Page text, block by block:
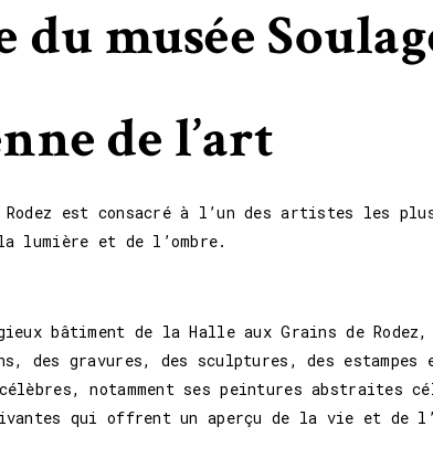
du musée
de l’art
Rodez est consacré à l’un des artistes les
et de l’ombre.
bâtiment de la Halle aux Grains de
des gravures, des sculptures, des
notamment ses peintures abstraites
qui offrent un aperçu de la vie et de